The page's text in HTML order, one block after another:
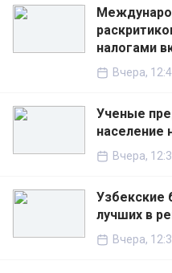
налогами
Вчера,
Ученые
население
Вчера,
Узбекские
лучших в
Вчера,